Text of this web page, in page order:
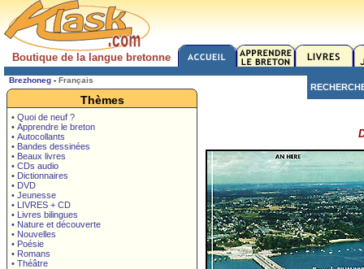
Boutique de la langue bretonne
Brezhoneg - Français
Thèmes
• Quoi de neuf ?
• Apprendre le breton
• Autocollants
• Bandes dessinées
• Beaux livres
• CDs audio
• Dictionnaires
• DVD
• Jeunesse
• LIVRES + CD
• Livres bilingues
• Nature et découverte
• Nouvelles
• Poésie
• Romans
• Théâtre